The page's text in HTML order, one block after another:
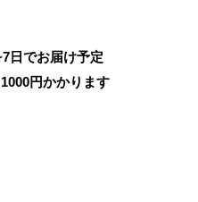
日でお届け予定
1000円かかります